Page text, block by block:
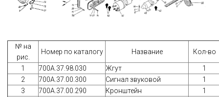
№ на
рис.
Номер по каталогу Название Кол-во
1 700A.37.98.030 Жгут
1
2
700А.37.00.300 Сигнал звуковой
1
3
700А.37.00.290 Кронштейн
1